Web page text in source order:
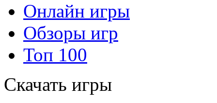
Онлайн игры
Обзоры игр
Топ 100
Скачать игры